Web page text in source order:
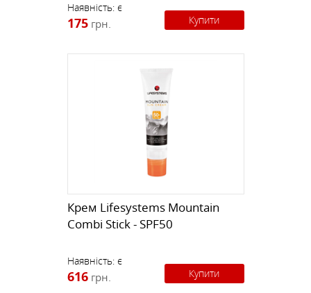
Наявність: є
175 грн. Купити
Крем Lifesystems Mountain
Combi Stick - SPF50
Наявність: є
616 грн. Купити